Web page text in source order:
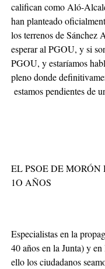
califican como Aló-
han planteado
los terrenos de Sánchez
esperar al PGOU, y si
PGOU, y estaríamos
pleno donde
estamos pendientes de
EL PSOE DE
1O AÑOS
Especialistas en la
40 años en la Junta) y
ello los ciudadanos